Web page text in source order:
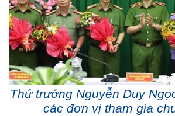
Thứ trưởng Nguyễn Duy
các đơn vị tham gia